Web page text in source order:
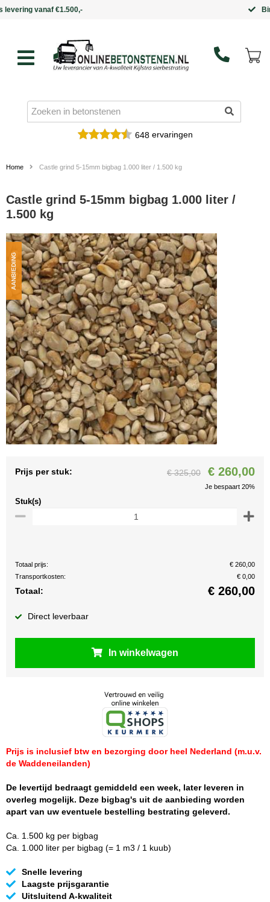
648ervaringen
Home Castle grind 5-15mm bigbag 1.000 liter / 1.500 kg
Castle grind 5-15mm bigbag 1.000 liter /
1.500 kg
AANBIEDING
Prijs per stuk: € 325,00 € 260,00
Je bespaart 20%
Stuk(s)
Totaal prijs:
€ 260,00
Transportkosten:
€ 0,00
Totaal: € 260,00
Direct leverbaar
In winkelwagen
Prijs is inclusief btw en bezorging door heel Nederland (m.u.v.
de Waddeneilanden)
De levertijd bedraagt gemiddeld een week, later leveren in
overleg mogelijk. Deze bigbag's uit de aanbieding worden
apart van uw eventuele bestelling bestrating geleverd.
Ca. 1.500 kg per bigbag
Ca. 1.000 liter per bigbag (= 1 m3 / 1 kuub)
Snelle levering
Laagste prijsgarantie
Uitsluitend A-kwaliteit